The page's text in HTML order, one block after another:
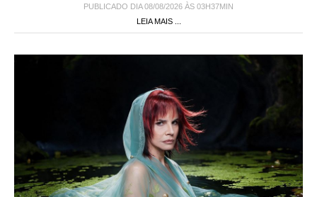
PUBLICADO DIA 08/08/2026 ÀS 03H37MIN
LEIA MAIS ...